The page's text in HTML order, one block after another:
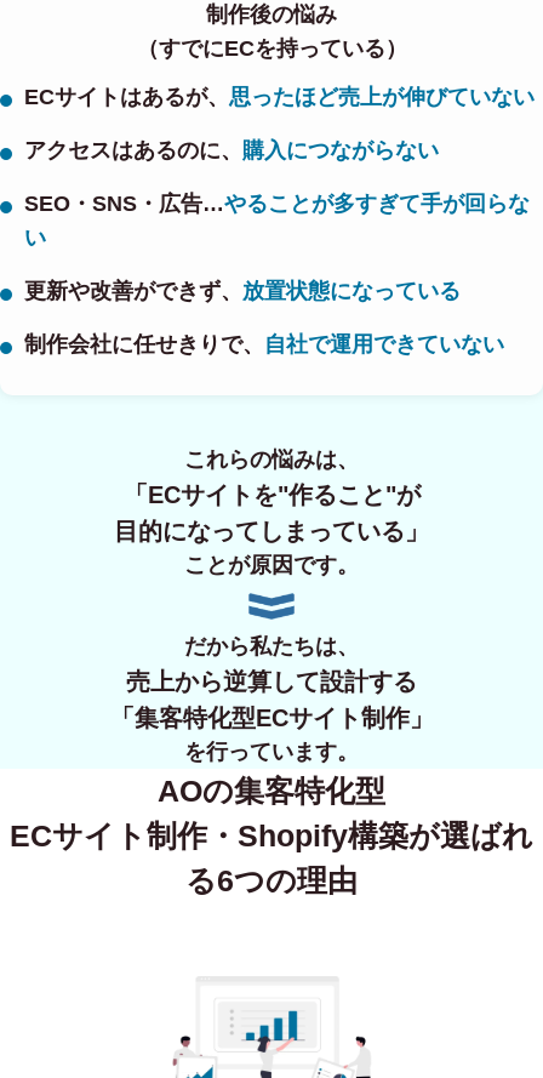
制作後の悩み
（すでにECを持っている）
ECサイトはあるが、 思ったほど売上が伸びていない
アクセスはあるのに、 購入につながらない
SEO・SNS・広告…やることが多すぎて手が回らな
い
更新や改善ができず、 放置状態になっている
制作会社に任せきりで、 自社で運用できていない
これらの悩みは、
「ECサイトを"作ること"が
目的になってしまっている」
ことが原因です。
だから私たちは、
売上から逆算して設計する
「集客特化型ECサイト制作」
を行っています。
AOの集客特化型
ECサイト制作・Shopify構築が選ばれ
る6つの理由